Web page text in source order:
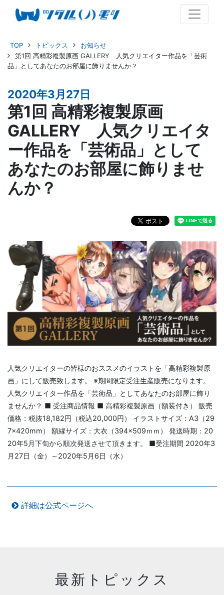
TOP トピックス
お知らせ
第1回 高精彩複製原画 GALLERY 人気クリエイター作品を「芸術
品」としてあなたのお部屋に飾りませんか？
2020年3月27日
第1回 高精彩複製原画
GALLERY 人気クリエイタ
ー作品を「芸術品」として
あなたのお部屋に飾りませ
んか？
人気クリエイターの皆様のおススメのイラストを「高精彩複製原
画」にして販売致します。 ※期間限定受注生産販売になります。
人気クリエイター作品を「芸術品」としてあなたのお部屋に飾り
ませんか？ ■ 受注商品情報 ■ 高精彩複製原画（額装付き） 販売
価格：税抜18,182円（税込20,000円） イラストサイズ：A3（29
7×420mm） 額縁サイズ：大衣（394×509ｍｍ） 発送時期：20
20年5月下旬から順次発送させて頂きます。 ■受注期間 2020年3
月27日（金）～2020年5月6日（水）
詳細は公式ページへ
最新トピックス